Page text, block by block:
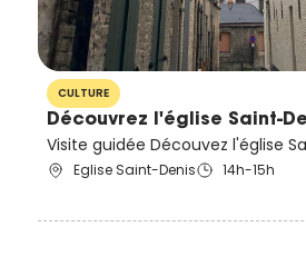
CULTURE
Découvrez l'église Saint-
Visite guidée Découvez l'église
Eglise Saint-Denis 14h-15h